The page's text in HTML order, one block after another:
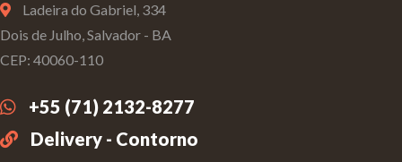
Ladeira do Gabriel, 334
Dois de Julho, Salvador - BA
CEP: 40060-110
+55 (71) 2132-8277
Delivery - Contorno